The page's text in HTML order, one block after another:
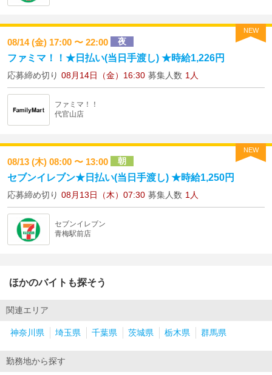
NEW
08/14 (金) 17:00 〜 22:00 夜
ファミマ！！★日払い(当日手渡し) ★時給1,226円
応募締め切り 08月14日（金）16:30 募集人数 1人
ファミマ！！
代官山店
NEW
08/13 (木) 08:00 〜 13:00 朝
セブンイレブン★日払い(当日手渡し) ★時給1,250円
応募締め切り 08月13日（木）07:30 募集人数 1人
セブンイレブン
青梅駅前店
ほかのバイトも探そう
関連エリア
神奈川県 埼玉県 千葉県 茨城県 栃木県 群馬県
勤務地から探す